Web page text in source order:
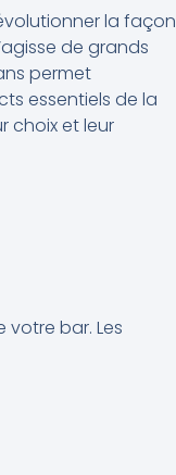
la façon
de grands
permet
essentiels de la
choix et leur
votre bar. Les